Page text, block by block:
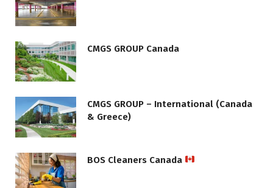
CMGS GROUP Canada
CMGS GROUP – International (Canada
& Greece)
BOS Cleaners Canada